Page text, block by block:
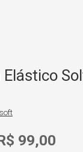
99,00